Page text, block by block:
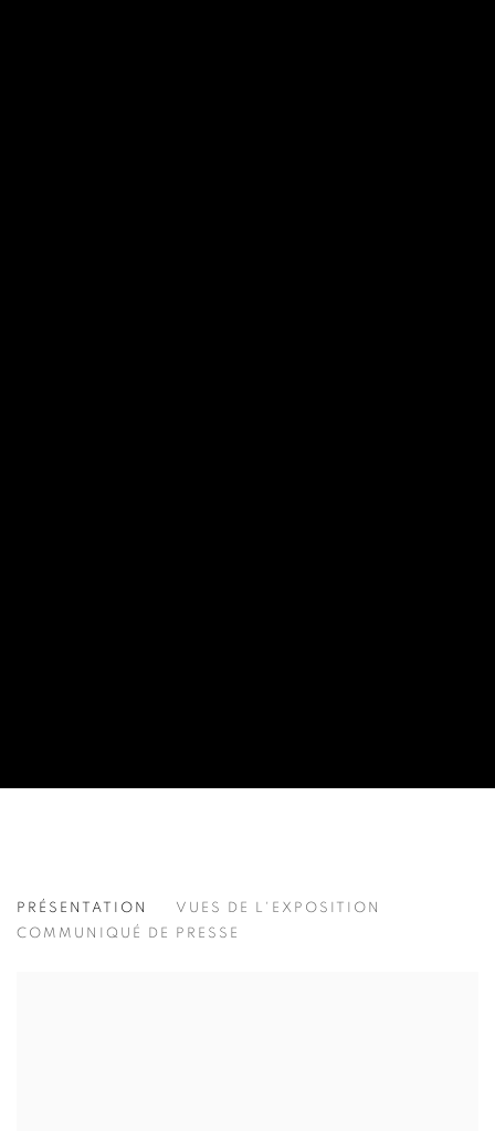
이배
PRÉSENTATION
VUES DE L'EXPOSITION
COMMUNIQUÉ DE PRESSE